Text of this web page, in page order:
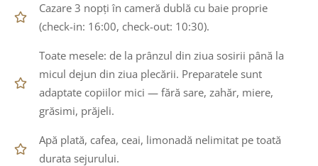
Cazare 3 nopți în cameră dublă cu baie proprie
(check-in: 16:00, check-out: 10:30).
Toate mesele: de la prânzul din ziua sosirii până la
micul dejun din ziua plecării. Preparatele sunt
adaptate copiilor mici — fără sare, zahăr, miere,
grăsimi, prăjeli.
Apă plată, cafea, ceai, limonadă nelimitat pe toată
durata sejurului.